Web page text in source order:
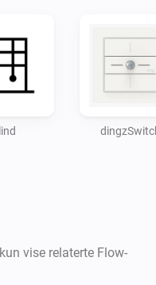
responsibility for
vise relaterte Flow-